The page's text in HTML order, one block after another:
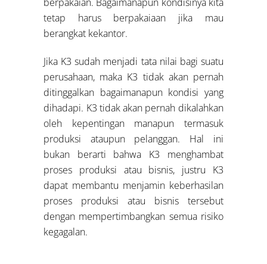
tetap harus berpakaiaan jika mau
berangkat kekantor.
Jika K3 sudah menjadi tata nilai bagi suatu
perusahaan, maka K3 tidak akan pernah
ditinggalkan bagaimanapun kondisi yang
dihadapi. K3 tidak akan pernah dikalahkan
oleh kepentingan manapun termasuk
produksi ataupun pelanggan. Hal ini
bukan berarti bahwa K3 menghambat
proses produksi atau bisnis, justru K3
dapat membantu menjamin keberhasilan
proses produksi atau bisnis tersebut
dengan mempertimbangkan semua risiko
kegagalan.